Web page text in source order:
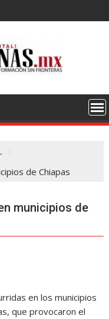
de Chiapas
municipios de
en los municipios
que provocaron el